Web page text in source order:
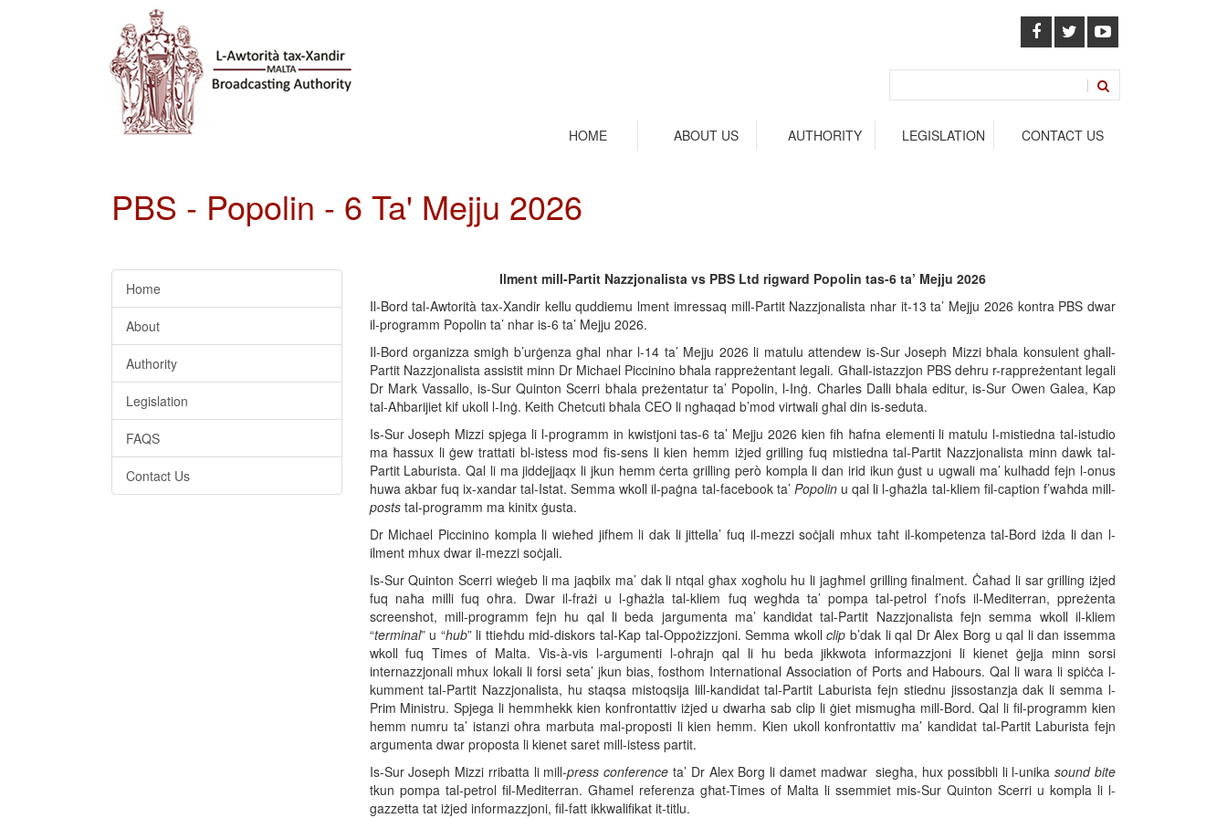
HOME ABOUT US AUTHORITY LEGISLATION CONTACT US
PBS - Popolin - 6 Ta' Mejju 2026
Home
About
Authority
Legislation
FAQS
Contact Us
Ilment mill-Partit Nazzjonalista vs PBS Ltd rigward Popolin tas-6 ta’ Mejju 2026
Il-Bord tal-Awtorità tax-Xandir kellu quddiemu lment imressaq mill-Partit Nazzjonalista nhar it-13 ta’ Mejju 2026 kontra PBS dwar
il-programm Popolin ta’ nhar is-6 ta’ Mejju 2026.
Il-Bord organizza smigħ b’urġenza għal nhar l-14 ta’ Mejju 2026 li matulu attendew is-Sur Joseph Mizzi bħala konsulent għall-
Partit Nazzjonalista assistit minn Dr Michael Piccinino bħala rappreżentant legali. Għall-istazzjon PBS dehru r-rappreżentant legali
Dr Mark Vassallo, is-Sur Quinton Scerri bħala preżentatur ta’ Popolin, l-Inġ. Charles Dalli bħala editur, is-Sur Owen Galea, Kap
tal-Aħbarijiet kif ukoll l-Inġ. Keith Chetcuti bħala CEO li ngħaqad b’mod virtwali għal din is-seduta.
Is-Sur Joseph Mizzi spjega li l-programm in kwistjoni tas-6 ta’ Mejju 2026 kien fih ħafna elementi li matulu l-mistiedna tal-istudio
ma ħassux li ġew trattati bl-istess mod fis-sens li kien hemm iżjed grilling fuq mistiedna tal-Partit Nazzjonalista minn dawk tal-
Partit Laburista. Qal li ma jiddejjaqx li jkun hemm ċerta grilling però kompla li dan irid ikun ġust u ugwali ma’ kulħadd fejn l-onus
huwa akbar fuq ix-xandar tal-Istat. Semma wkoll il-paġna tal-facebook ta’ Popolinu qal li l-għażla tal-kliem fil-caption f’waħda mill-
poststal-programm ma kinitx ġusta.
Dr Michael Piccinino kompla li wieħed jifhem li dak li jittella’ fuq il-mezzi soċjali mhux taħt il-kompetenza tal-Bord iżda li dan l-
ilment mhux dwar il-mezzi soċjali.
Is-Sur Quinton Scerri wieġeb li ma jaqbilx ma’ dak li ntqal għax xogħolu hu li jagħmel grilling finalment. Ċaħad li sar grilling iżjed
fuq naħa milli fuq oħra. Dwar il-frażi u l-għażla tal-kliem fuq wegħda ta’ pompa tal-petrol f’nofs il-Mediterran, ppreżenta
screenshot, mill-programm fejn hu qal li beda jargumenta ma’ kandidat tal-Partit Nazzjonalista fejn semma wkoll il-kliem
“terminal” u “hub” li ttieħdu mid-diskors tal-Kap tal-Oppożizzjoni. Semma wkollclip b’dak li qal Dr Alex Borg u qal li dan issemma
wkoll fuq Times of Malta. Vis-à-vis l-argumenti l-oħrajn qal li hu beda jikkwota informazzjoni li kienet ġejja minn sorsi
internazzjonali mhux lokali li forsi seta’ jkun bias, fosthom International Association of Ports and Habours. Qal li wara li spiċċa l-
kumment tal-Partit Nazzjonalista, hu staqsa mistoqsija lill-kandidat tal-Partit Laburista fejn stiednu jissostanzja dak li semma l-
Prim Ministru. Spjega li hemmhekk kien konfrontattiv iżjed u dwarha sab clip li ġiet mismugħa mill-Bord. Qal li fil-programm kien
hemm numru ta’ istanzi oħra marbuta mal-proposti li kien hemm. Kien ukoll konfrontattiv ma’ kandidat tal-Partit Laburista fejn
argumenta dwar proposta li kienet saret mill-istess partit.
Is-Sur Joseph Mizzi rribatta li mill-press conference ta’ Dr Alex Borg li damet madwar siegħa, hux possibbli li l-unikasound bite
tkun pompa tal-petrol fil-Mediterran. Għamel referenza għat-Times of Malta li ssemmiet mis-Sur Quinton Scerri u kompla li l-
gazzetta tat iżjed informazzjoni, fil-fatt ikkwalifikat it-titlu.